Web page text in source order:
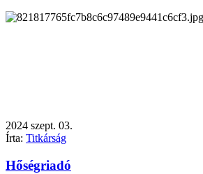
2024 szept. 03.
Írta: Titkárság
Hőségriadó